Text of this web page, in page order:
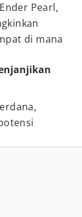
Pearl,
di mana